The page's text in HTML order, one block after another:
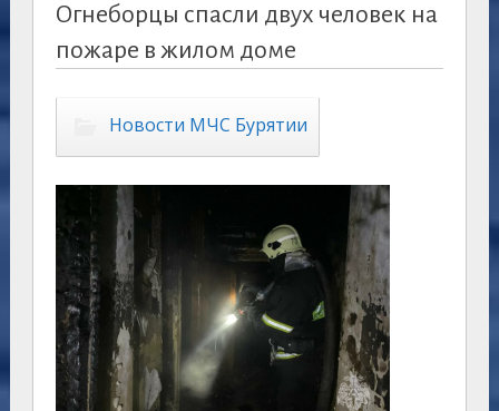
Огнеборцы спасли двух человек на
пожаре в жилом доме
Новости МЧС Бурятии